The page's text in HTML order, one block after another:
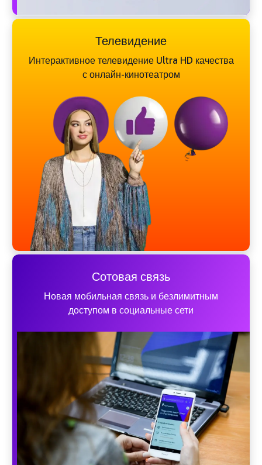
Телевидение
Интерактивное телевидение Ultra HD качества
с онлайн-кинотеатром
Сотовая связь
Новая мобильная связь и безлимитным
доступом в социальные сети